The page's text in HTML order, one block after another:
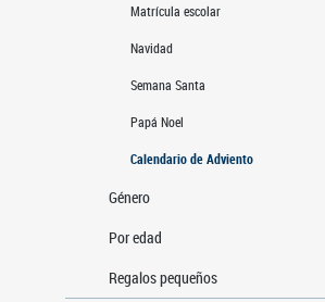
Matrícula escolar
Navidad
Semana Santa
Papá Noel
Calendario de Adviento
Género
Por edad
Regalos pequeños